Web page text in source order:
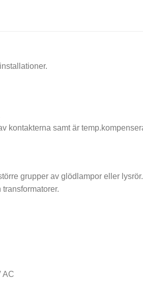
kontakterna samt är
grupper av glödlampor eller
AC